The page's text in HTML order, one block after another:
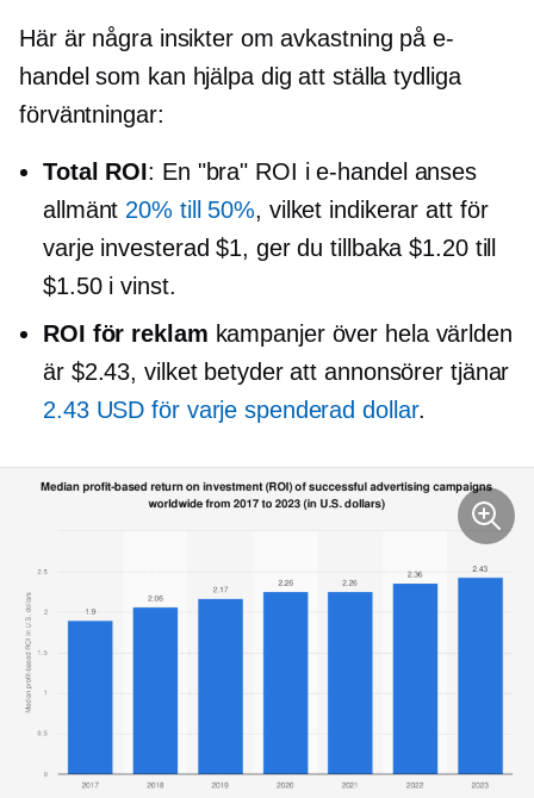
Här är några insikter om avkastning på e-
handel som kan hjälpa dig att ställa tydliga
förväntningar:
Total ROI: En "bra" ROI i e-handel anses
allmänt 20% till 50%, vilket indikerar att för
varje investerad $1, ger du tillbaka $1.20 till
$1.50 i vinst.
ROI för reklam kampanjer över hela världen
är $2.43, vilket betyder att annonsörer tjänar
2.43 USD för varje spenderad dollar.